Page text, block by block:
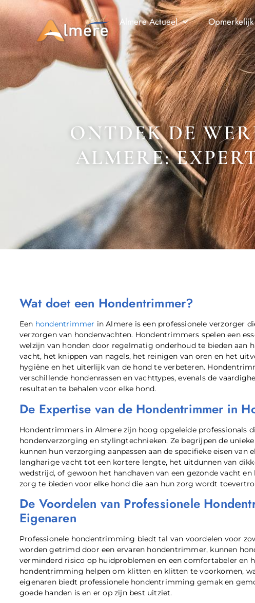
Almere Actueel
ONTDEK DE
ALMERE:
Wat doet een Hondentrimmer?
Een hondentrimmer in Almere is een professionele verzorger
verzorgen van hondenvachten. Hondentrimmers spelen een
welzijn van honden door regelmatig onderhoud te bieden
vacht, het knippen van nagels, het reinigen van oren en het
hygiëne en het uiterlijk van de hond te verbeteren.
verschillende hondenrassen en vachttypes, evenals de
resultaten te behalen voor elke hond.
De Expertise van de Hondentrimmer in
Hondentrimmers in Almere zijn hoog opgeleide professionals
hondenverzorging en stylingtechnieken. Ze begrijpen de
kunnen hun verzorging aanpassen aan de specifieke eisen
langharige vacht tot een kortere lengte, het uitdunnen van
wedstrijd, of gewoon het handhaven van een gezonde vacht
zorg te bieden voor elke hond die aan hun zorg wordt
De Voordelen van Professionele
Eigenaren
Professionele hondentrimming biedt tal van voordelen voor
worden getrimd door een ervaren hondentrimmer, kunnen
verminderd risico op huidproblemen en een comfortabeler en
hondentrimming helpen om klitten en klitten te voorkomen,
eigenaren biedt professionele hondentrimming gemak en
goede handen is en er op zijn best uitziet.